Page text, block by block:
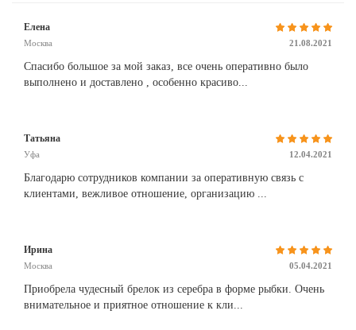
Елена
Москва 21.08.2021
Спасибо большое за мой заказ, все очень оперативно было
выполнено и доставлено , особенно красиво...
Татьяна
Уфа 12.04.2021
Благодарю сотрудников компании за оперативную связь с
клиентами, вежливое отношение, организацию ...
Ирина
Москва 05.04.2021
Приобрела чудесный брелок из серебра в форме рыбки. Очень
внимательное и приятное отношение к кли...